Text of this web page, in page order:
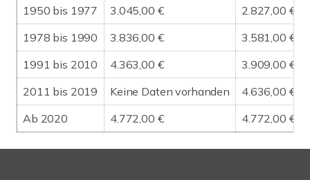
1950 bis 1977
3.045,00 €
2.827,00 €
1978 bis 1990
3.836,00 €
3.581,00 €
1991 bis 2010
4.363,00 €
3.909,00 €
2011 bis 2019
Keine Daten vorhanden
4.636,00 €
Ab 2020
4.772,00 € 4.772,00 €